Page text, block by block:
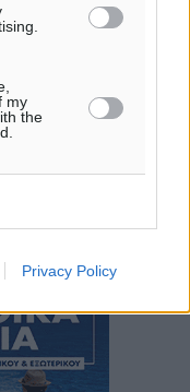
my
the
Privacy Policy